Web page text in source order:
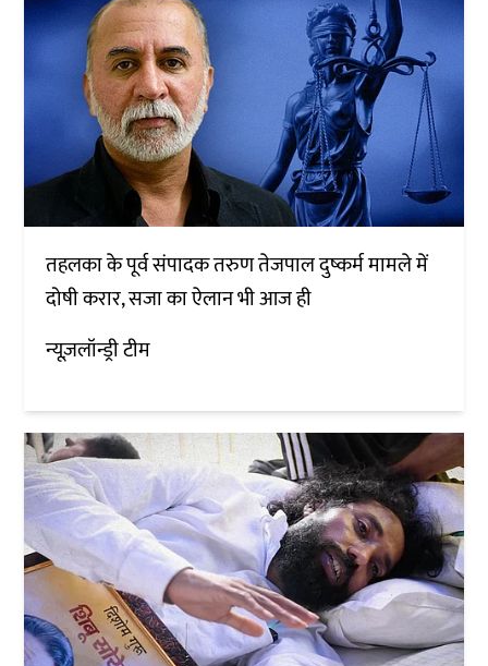
तहलका के पूर्व संपादक तरुण तेजपाल दुष्कर्म मामले में
दोषी करार, सजा का ऐलान भी आज ही
न्यूज़लॉन्ड्री टीम